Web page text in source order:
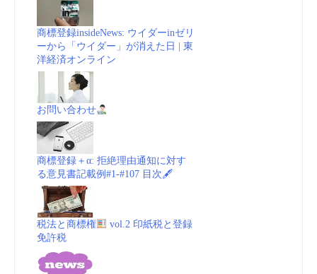
商標登録insideNews: ウイダーinゼリ
ーから「ウイダー」が消えた日 | 東
洋経済オンライン
お問い合わせ
商標登録＋α: 拒絶理由通知に対す
る意見書記載例#1-#107 目次🖋
税法と商標権
vol.2 印紙税と登録
免許税